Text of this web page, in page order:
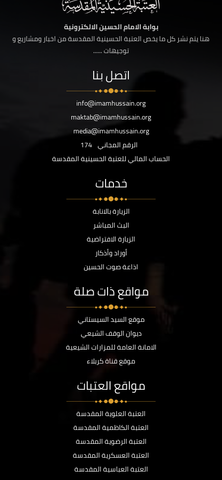
بوابة الامام الحسين الالكترونية
هنا يتم نشر كل ما يخص العتبة الحسينية المقدسة من اخبار ومشاريع و
توجيهات ......
اتصل بنا
info@imamhussain.org
maktab@imamhussain.org
media@imamhussain.org
الرقم المجاني 174
الحساب المالي للعتبة الحسينية المقدسة
خدمات
الزيارة بالانابة
البث المباشر
الزيارة الافتراضية
أوراد وأذكار
اذاعة صوت الحسين
مواقع ذات صلة
موقع السيد السيستاني
ديوان الوقف الشيعي
الامانة العامة للمزارات الشيعية
موقع قناة كربلاء
مواقع العتبات
العتبة العلوية المقدسة
العتبة الكاظمية المقدسة
العتبة الرضوية المقدسة
العتبة العسكرية المقدسة
العتبة العباسية المقدسة